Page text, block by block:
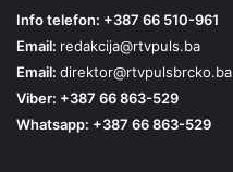
Info telefon: +387 66 510-961
Email: redakcija@rtvpuls.ba
Email: direktor@rtvpulsbrcko.ba
Viber: +387 66 863-529
Whatsapp: +387 66 863-529